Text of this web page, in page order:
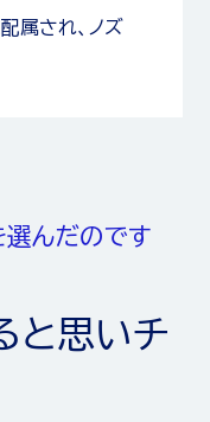
属され、ノズ
選んだのです
と思いチ